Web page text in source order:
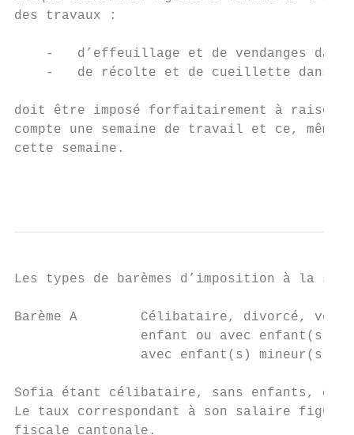
des travaux :
-   d’effeuillage et de vendanges dans
-   de récolte et de cueillette dans
doit être imposé forfaitairement à raison
compte une semaine de travail et ce,
cette semaine.
Les types de barèmes d’imposition à la
Barème A        Célibataire, divorcé, veuf,
enfant ou avec enfant(s)
avec enfant(s) mineur(s) à
Sofia étant célibataire, sans enfants,
Le taux correspondant à son salaire
fiscale cantonale.